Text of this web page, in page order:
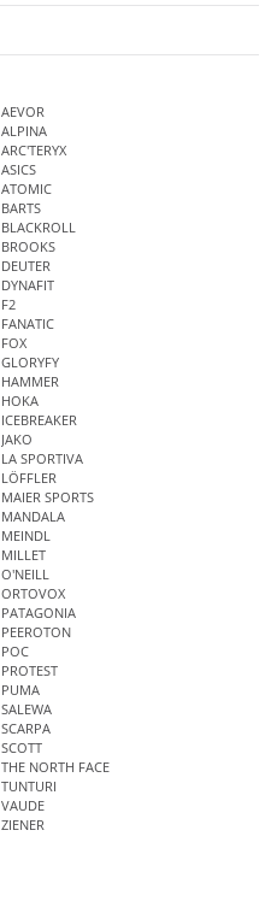
AEVOR
ALPINA
ARC'TERYX
ASICS
ATOMIC
BARTS
BLACKROLL
BROOKS
DEUTER
DYNAFIT
F2
FANATIC
FOX
GLORYFY
HAMMER
HOKA
ICEBREAKER
JAKO
LA SPORTIVA
LÖFFLER
MAIER SPORTS
MANDALA
MEINDL
MILLET
O'NEILL
ORTOVOX
PATAGONIA
PEEROTON
POC
PROTEST
PUMA
SALEWA
SCARPA
SCOTT
THE NORTH FACE
TUNTURI
VAUDE
ZIENER